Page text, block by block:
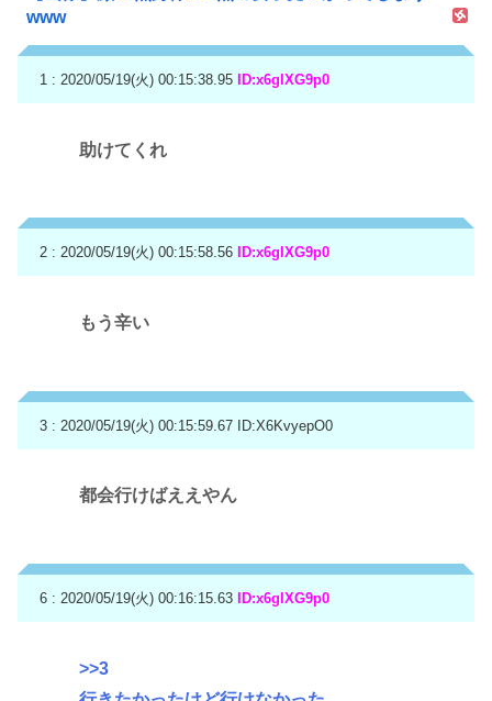
www
1 : 2020/05/19(火) 00:15:38.95 ID:x6gIXG9p0
助けてくれ
2 : 2020/05/19(火) 00:15:58.56 ID:x6gIXG9p0
もう辛い
3 : 2020/05/19(火) 00:15:59.67 ID:X6KvyepO0
都会行けばええやん
6 : 2020/05/19(火) 00:16:15.63 ID:x6gIXG9p0
>>3